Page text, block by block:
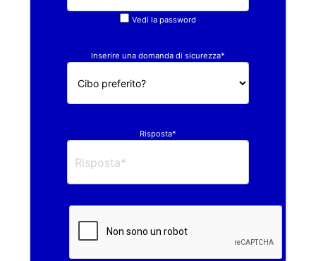
Vedi la password
Inserire una domanda di sicurezza*
Risposta*